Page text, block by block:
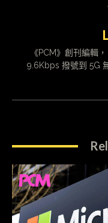
《PCM》創刊編輯
9.6Kbps 撥號到 5G